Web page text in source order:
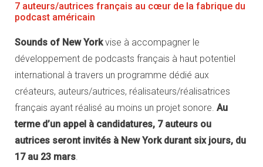
7 auteurs/autrices français au cœur de la fabrique du
podcast américain
Sounds of New Yorkvise à accompagner le
développement de podcasts français à haut potentiel
international à travers un programme dédié aux
créateurs, auteurs/autrices, réalisateurs/réalisatrices
français ayant réalisé au moins un projet sonore. Au
terme d’un appel à candidatures, 7 auteurs ou
autrices seront invités à New York durant six jours, du
17 au 23 mars.